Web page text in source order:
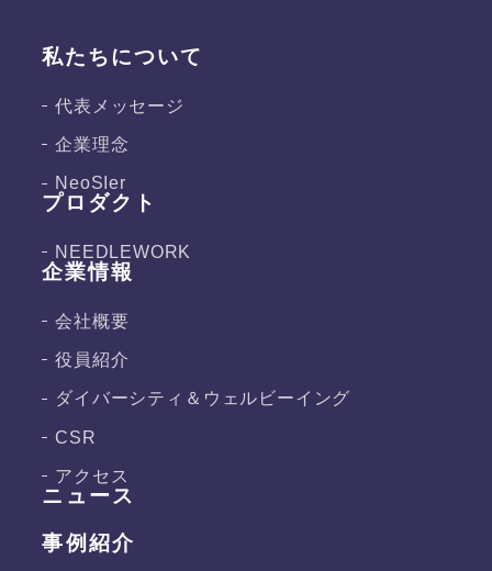
ニュース
事例紹介
私たちについて
代表メッセージ
企業理念
NeoSIer
プロダクト
NEEDLEWORK
企業情報
会社概要
役員紹介
ダイバーシティ＆ ウェルビーイング
CSR
アクセス